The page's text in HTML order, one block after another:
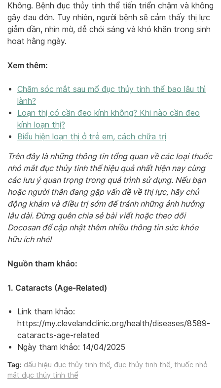
Không. Bệnh đục thủy tinh thể tiến triển chậm và không
gây đau đớn. Tuy nhiên, người bệnh sẽ cảm thấy thị lực
giảm dần, nhìn mờ, dễ chói sáng và khó khăn trong sinh
hoạt hằng ngày.
Xem thêm:
Chăm sóc mắt sau mổ đục thủy tinh thể bao lâu thì
lành?
Loạn thị có cần đeo kính không? Khi nào cần đeo
kính loạn thị?
Biểu hiện loạn thị ở trẻ em, cách chữa trị
Trên đây là những thông tin tổng quan về các loại thuốc
nhỏ mắt đục thủy tinh thể hiệu quả nhất hiện nay cùng
các lưu ý quan trọng trong quá trình sử dụng. Nếu bạn
hoặc người thân đang gặp vấn đề về thị lực, hãy chủ
động khám và điều trị sớm để tránh những ảnh hưởng
lâu dài. Đừng quên chia sẻ bài viết hoặc theo dõi
Docosan để cập nhật thêm nhiều thông tin sức khỏe
hữu ích nhé!
Nguồn tham khảo:
1. Cataracts (Age-Related)
Link tham khảo:
https://my.clevelandclinic.org/health/diseases/8589-
cataracts-age-related
Ngày tham khảo: 14/04/2025
Tag: dấu hiệu đục thủy tinh thể đục thủy tinh thể thuốc nhỏ
mắt đục thủy tinh thể